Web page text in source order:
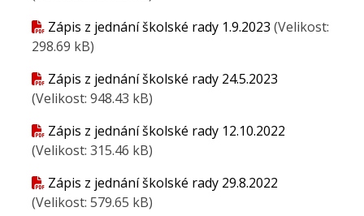
Zápis z jednání školské rady 1.9.2023 (Velikost:
298.69 kB)
Zápis z jednání školské rady 24.5.2023
(Velikost: 948.43 kB)
Zápis z jednání školské rady 12.10.2022
(Velikost: 315.46 kB)
Zápis z jednání školské rady 29.8.2022
(Velikost: 579.65 kB)